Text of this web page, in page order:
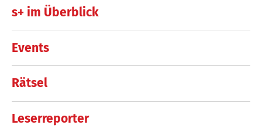
s+ im Überblick
Events
Rätsel
Leserreporter